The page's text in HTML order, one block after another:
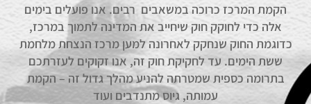
הקמת המרכז כרוכה במשאבים רבים. אנו פועלים בימים
אלה כדי לחוקק חוק שיחייב את המדינה לתמוך במרכז,
כדוגמת החוק שנחקק לאחרונה למען מרכז הנצחת מלחמת
ששת הימים. עד לחקיקת חוק זה, אנו זקוקים לעזרתכם
בתרומה כספית שמטרתה להניע מהלך גדול זה – הקמת
עמותה, גיוס מתנדבים ועוד